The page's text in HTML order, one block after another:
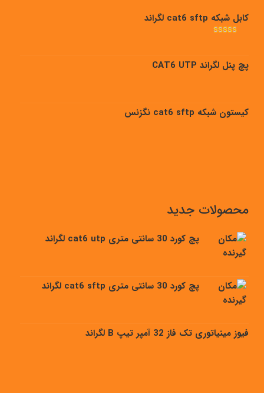
کابل شبکه cat6 sftp لگراند
پچ پنل لگراند CAT6 UTP
کیستون شبکه cat6 sftp نگزنس
محصولات جدید
پچ کورد 30 سانتی متری cat6 utp لگراند
پچ کورد 30 سانتی متری cat6 sftp لگراند
فیوز مینیاتوری تک فاز 32 آمپر تیپ B لگراند